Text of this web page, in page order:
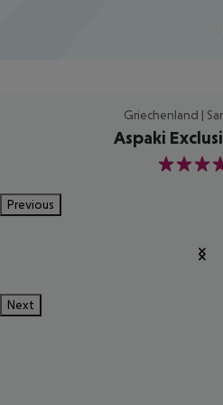
Griechenland |
Aspaki
5
Previous
Next